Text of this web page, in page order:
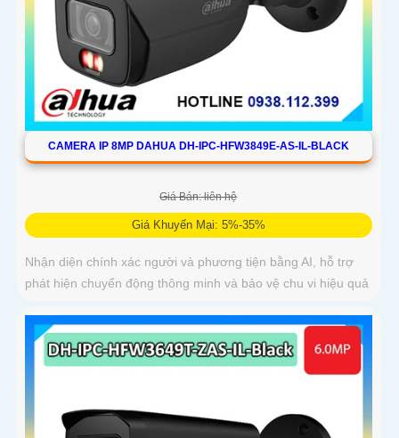
CAMERA IP 8MP DAHUA DH-IPC-HFW3849E-AS-IL-BLACK
Giá Bán: liên hệ
Giá Khuyến Mại: 5%-35%
Nhận diện chính xác người và phương tiện bằng AI, hỗ trợ
phát hiện chuyển động thông minh và bảo vệ chu vi hiệu quả